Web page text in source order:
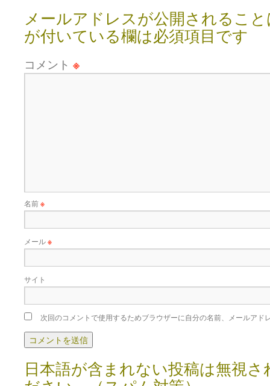
メールアドレスが公開されるこ
が付いている欄は必須項目です
コメント ※
名前※
メール※
サイト
次回のコメントで使用するためブラウザーに自分の名前、メールアド
日本語が含まれない投稿は無視